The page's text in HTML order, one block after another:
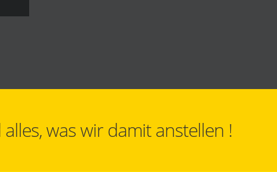
was wir damit anstellen !